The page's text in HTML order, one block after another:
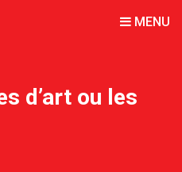
MENU
d’art ou les